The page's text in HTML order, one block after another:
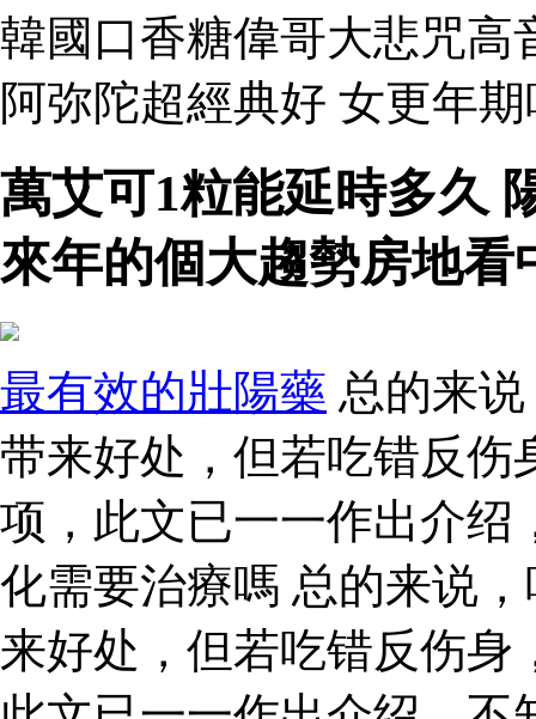
韓國口香糖偉哥大悲咒高
阿弥陀超經典好 女更年
萬艾可1粒能延時多久
來年的個大趨勢房地
最有效的壯陽藥 总的来
带来好处，但若吃错反伤
项，此文已一一作出介绍
化需要治療嗎 总的来说
来好处，但若吃错反伤身